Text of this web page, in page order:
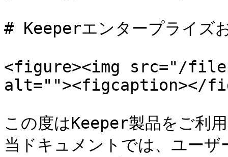
# Keeperエンタープライズ
<figure><img src="/files/
alt=""><figcaption></
この度はKeeper製品をご利
当ドキュメントでは、ユー